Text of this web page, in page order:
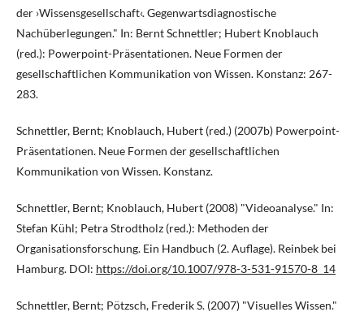
der ›Wissensgesellschaft‹. Gegenwartsdiagnostische
Nachüberlegungen." In: Bernt Schnettler; Hubert Knoblauch
(red.): Powerpoint-Präsentationen. Neue Formen der
gesellschaftlichen Kommunikation von Wissen. Konstanz: 267-
283.
Schnettler, Bernt; Knoblauch, Hubert (red.) (2007b) Powerpoint-
Präsentationen. Neue Formen der gesellschaftlichen
Kommunikation von Wissen. Konstanz.
Schnettler, Bernt; Knoblauch, Hubert (2008) "Videoanalyse." In:
Stefan Kühl; Petra Strodtholz (red.): Methoden der
Organisationsforschung. Ein Handbuch (2. Auflage). Reinbek bei
Hamburg. DOI: https://doi.org/10.1007/978-3-531-91570-8_14
Schnettler, Bernt; Pötzsch, Frederik S. (2007) "Visuelles Wissen."